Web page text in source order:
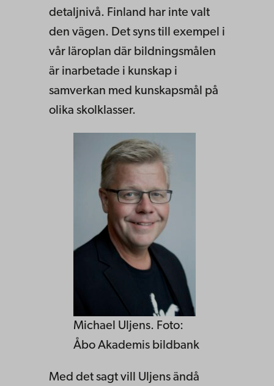
detaljnivå. Finland har inte valt
den vägen. Det syns till exempel i
vår läroplan där bildningsmålen
är inarbetade i kunskap i
samverkan med kunskapsmål på
olika skolklasser.
Michael Uljens. Foto:
Åbo Akademis bildbank
Med det sagt vill Uljens ändå